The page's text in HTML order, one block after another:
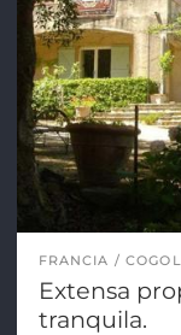
FRANCIA
Extensa
tranquila.